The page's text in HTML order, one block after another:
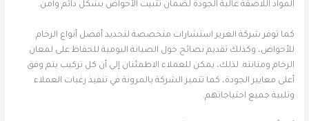
المواد اللاصقة عالية الجودة لضمان تثبيت الأحواض بشكل دائم وآمن.
كما توفر شركة الغرير استشارات متخصصة لتحديد أفضل أنواع الرخام
للأحواض، وكذلك تقديم نصائح حول الصيانة اليومية للحفاظ على لمعان
الرخام ومتانته. لذلك، يمكن للعملاء الاطمئنان إلى أن كل تركيب يتم وفق
أعلى معايير الجودة، كما تتميز الشركة بالمرونة في تنفيذ رغبات العملاء
وتلبية جميع احتياجاتهم.